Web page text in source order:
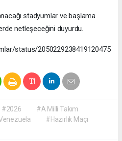
stadyumlar ve başlama
netleşeceğini duyurdu.
status/2050229238419120475
#2026
#A Milli Takım
#Hazırlık Maçı